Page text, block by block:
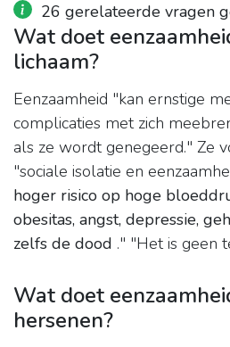
26 gerelateerde vragen
Wat doet
lichaam?
Eenzaamheid "kan ernstige
complicaties met zich
als ze wordt genegeerd." Ze
"sociale isolatie en
hoger risico op hoge
obesitas, angst, depressie,
zelfs de dood ." "Het is geen
Wat doet
hersenen?